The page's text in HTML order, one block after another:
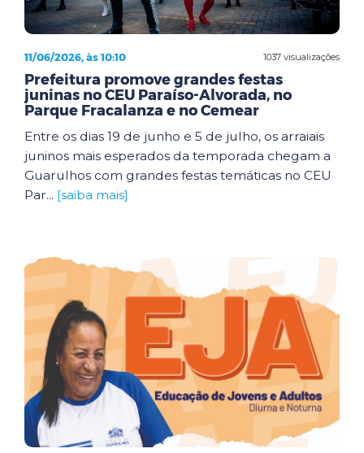
1037 visualizações
11/06/2026, às 10:10
Prefeitura promove grandes festas
juninas no CEU Paraíso-Alvorada, no
Parque Fracalanza e no Cemear
Entre os dias 19 de junho e 5 de julho, os arraiais
juninos mais esperados da temporada chegam a
Guarulhos com grandes festas temáticas no CEU
Par... [saiba mais]